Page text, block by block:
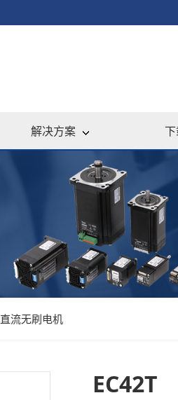
解决方案
直流无刷电机
EC42T